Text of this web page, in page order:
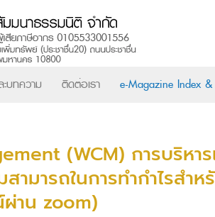
ะบทความ ติดต่อเรา e-Magazine Index
(WCM) การบริหาร
ามารถในการทำกำไรสำห
าน zoom)